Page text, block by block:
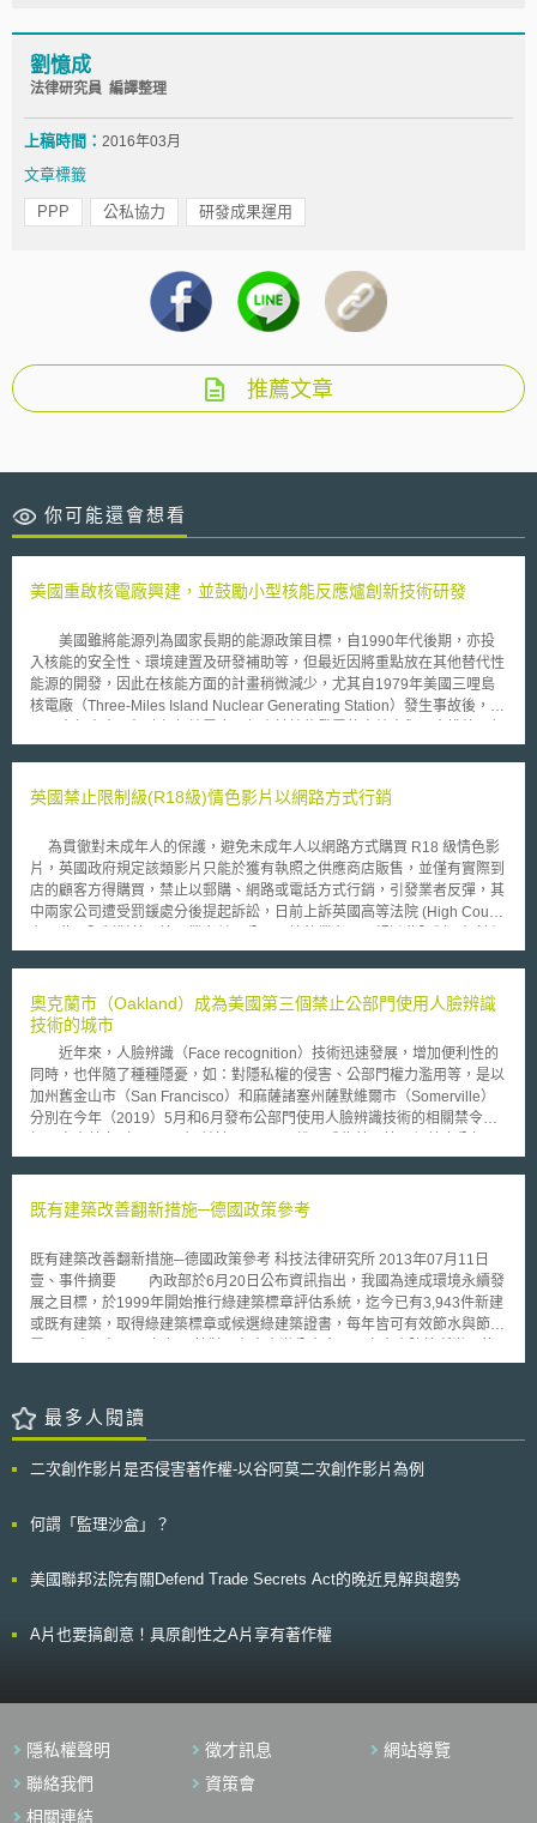
劉憶成
法律研究員 編譯整理
上稿時間： 2016年03月
文章標籤
PPP 公私協力 研發成果運用
推薦文章
你可能還會想看
美國重啟核電廠興建，並鼓勵小型核能反應爐創新技術研發
美國雖將能源列為國家長期的能源政策目標，自1990年代後期，亦投
入核能的安全性、環境建置及研發補助等，但最近因將重點放在其他替代性
能源的開發，因此在核能方面的計畫稍微減少，尤其自1979年美國三哩島
核電廠（Three-Miles Island Nuclear Generating Station）發生事故後，美
化碳的低污染，因此美國政府將之列為重點發展項目，強調美國政府的能源
優勢。 美國總統歐巴馬表示，為了維持能源供需的穩定，以及避免氣
2011年12月經核子管理委員會（Nuclear Regulatory Commission）通
過、2012年2月再次於投入核電廠的興建，於喬治亞洲Vogtle核電廠核准興
建兩座新的核能反應爐，並透過成本分擔協議（cost-share agreement）投
入2億美元，協助設計認證及許可。 此外，並於同年3月宣布投入4. 5億
美元於五年內支持兩座自製的小型核能反應爐（small modular nuclear
升全球潔淨能源的競爭力。這些反應爐約只佔核能廠的三分之一面積，具有
成本及建造的時間。且其最理想的地方在於其體積小，能使用在小型智慧電
網級一些無法容納大型反應爐的地方，其運用能更有彈性，能增加經濟效
益。 國政府希望透過與私人企業的合作，帶領美國在全球核能科技及
製造的領先地位。因此希望能源部希望此計畫能經核子管理委員會的許可，
此一小型核能反應爐的計畫總金額為9億美元，透過與私人企業成本分擔的
協議，其中50% 由國會撥款，另50%則由私人企業投資，並於2022年商業
化，取得在全球潔淨能源的競爭優勢地位。
英國禁止限制級(R18級)情色影片以網路方式行銷
為貫徹對未成年人的保護，避免未成年人以網路方式購買 R18 級情色影
片，英國政府規定該類影片只能於獲有執照之供應商店販售，並僅有實際到
店的顧客方得購買，禁止以郵購、網路或電話方式行銷，引發業者反彈，其
中兩家公司遭受罰鍰處分後提起訴訟，日前上訴英國高等法院 (High Court)
路上販售 R18 級影片，將嚴重影響英國境內業者的發展。 該法院於五
年齡，強制規定必須到店購買將有助於確認購買者是否已達法定年齡，降低
未成年人購得 R18 級影片的可能性。
奧克蘭市（Oakland）成為美國第三個禁止公部門使用人臉辨識
技術的城市
近年來，人臉辨識（Face recognition）技術迅速發展，增加便利性的
同時，也伴隨了種種隱憂，如：對隱私權的侵害、公部門權力濫用等，是以
加州舊金山市（San Francisco）和麻薩諸塞州薩默維爾市（Somerville）
分別在今年（2019）5月和6月發布公部門使用人臉辨識技術的相關禁令，
使用人臉辨識技術的城市。 2018年麻省理工學院曾針對人臉辨識技術
不如白人男性；美國公民自由聯盟（American Civil Liberties Union,
誤將28名美國國會議員顯示為嫌疑犯，這兩項研究顯示，人臉辨識技術存有
極高錯誤率且對種族間存有很大的偏見與歧視。對此奧克蘭市議會主席卡普
蘭（Rebecca Kaplan）一項聲明中表示：「當多項研究都指出一項新興技
術具有缺陷，且造成寒蟬效應的時候，我們必須站出來」。 卡普蘭並
表示：「建立社區和警察間信任與良好關係以及導正種族偏見是很重要的，
用與共享，尚缺乏標準。 這項技術本身具有侵犯性，如：侵犯個人隱私
權。 政府如果濫用該技術所得之資訊，可導致對弱勢族群的迫害。 雖
然目前美國僅有三個城市通過政府機關禁止使用人臉辨識技術的法令，但依
既有建築改善翻新措施─德國政策參考
既有建築改善翻新措施─德國政策參考 科技法律研究所 2013年07月11日
壹、事件摘要 內政部於6月20日公布資訊指出，我國為達成環境永續發
展之目標，於1999年開始推行綠建築標章評估系統，迄今已有3,943件新建
或既有建築，取得綠建築標章或候選綠建築證書，每年皆可有效節水與節
改善翻新，亦具有顯著的節能減碳成果。 貳、重點說明 為因應全球暖
綠建築政策。首先，內政部在1999年針對新建建築之規劃設計，訂定綠建
築標章評估系統。行政院另於2001年3月核定「綠建築推動方案」，率先實
條，推動「綠廳舍暨學校改善補助計畫」。接著，為了強化民間產業投入綠
案實施方針第11條「辦理綠建築更新診斷與改造計畫」，繼續推動既有中央
由上述政策發展可以看出，我國既有建築之改善翻新，乃循公部門先帶
一致。 參、事件評析 根據統計，我國既有建築約佔全國建築總量
97%，這些早期建造的建築物，於設計規劃之初皆未納入綠建築之概念。因
善翻新，會是我國落實綠建築政策的關鍵。在此，本文將介紹德國政府之相
關政策，希望能供我國作參考。 在既有建築改善翻新政策中，德國政
最多人閱讀
二次創作影片是否侵害著作權-以谷阿莫二次創作影片為例
何謂「監理沙盒」？
美國聯邦法院有關Defend Trade Secrets Act的晚近見解與趨勢
A片也要搞創意！具原創性之A片享有著作權
隱私權聲明 徵才訊息
網站導覽
聯絡我們
資策會
相關連結